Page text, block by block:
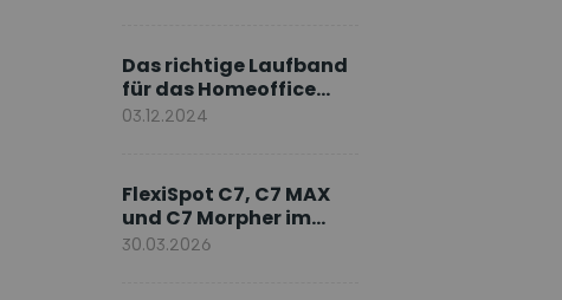
Das richtige Laufband
für das Homeoffice
wählen
03.12.2024
FlexiSpot C7, C7 MAX
und C7 Morpher im
Vergleich: Welches
30.03.2026